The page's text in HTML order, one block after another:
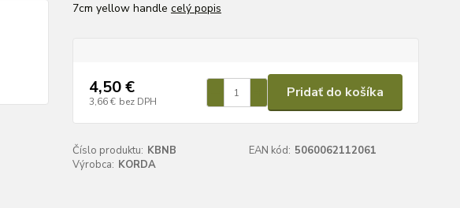
7cm yellow handle celý popis
4,50 €
3,66 € bez DPH
Pridať do košíka
Číslo produktu: KBNB EAN kód: 5060062112061
Výrobca: KORDA